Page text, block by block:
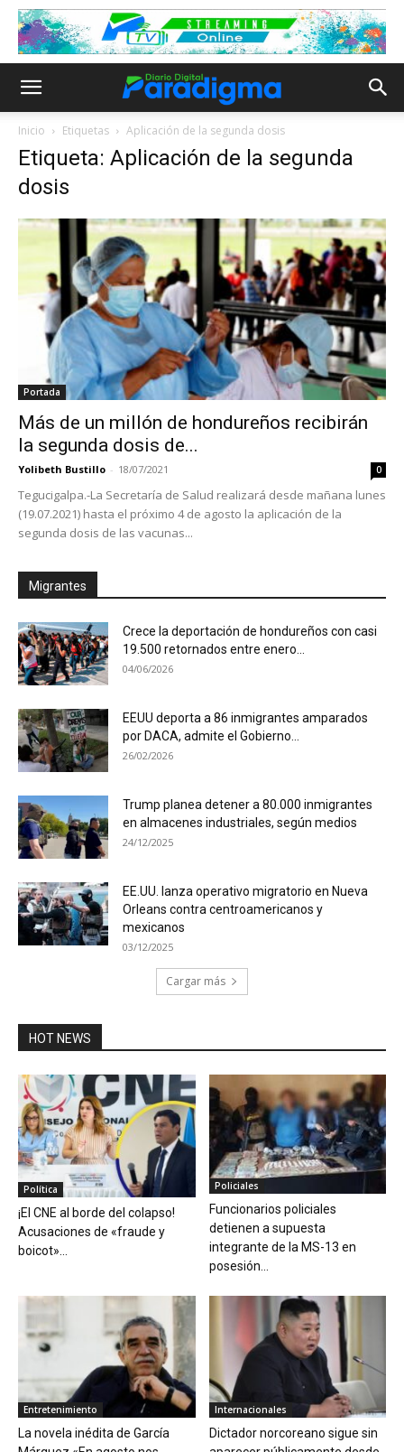
Inicio Etiquetas Aplicación de la segunda dosis
Etiqueta: Aplicación de la segunda
dosis
Portada
Más de un millón de hondureños recibirán
la segunda dosis de...
Yolibeth Bustillo - 18/07/2021 0
Tegucigalpa.-La Secretaría de Salud realizará desde mañana lunes
(19.07.2021) hasta el próximo 4 de agosto la aplicación de la
segunda dosis de las vacunas...
Migrantes
Crece la deportación de hondureños con casi
19.500 retornados entre enero...
04/06/2026
EEUU deporta a 86 inmigrantes amparados
por DACA, admite el Gobierno...
26/02/2026
Trump planea detener a 80.000 inmigrantes
en almacenes industriales, según medios
24/12/2025
EE.UU. lanza operativo migratorio en Nueva
Orleans contra centroamericanos y
mexicanos
03/12/2025
Cargar más
HOT NEWS
Política
¡El CNE al borde del colapso!
Acusaciones de «fraude y
boicot»...
Policiales
Funcionarios policiales
detienen a supuesta
integrante de la MS-13 en
posesión...
Entretenimiento
La novela inédita de García
Internacionales
Dictador norcoreano sigue sin